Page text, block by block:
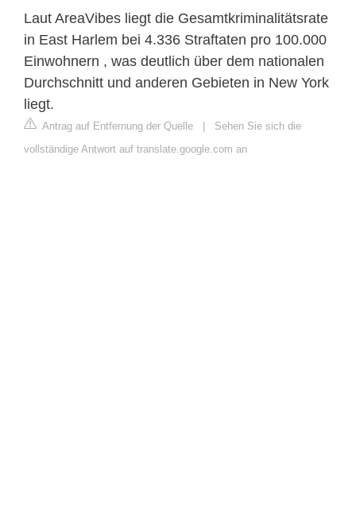
Laut AreaVibes liegt die Gesamtkriminalitätsrate
in East Harlem bei 4.336 Straftaten pro 100.000
Einwohnern , was deutlich über dem nationalen
Durchschnitt und anderen Gebieten in New York
liegt.
Antrag auf Entfernung der Quelle | Sehen Sie sich die
vollständige Antwort auf translate.google.com an